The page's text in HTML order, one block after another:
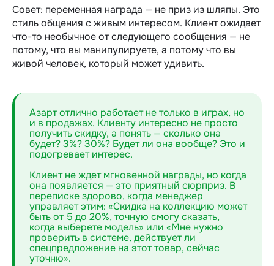
Совет: переменная награда — не приз из шляпы. Это
стиль общения с живым интересом. Клиент ожидает
что-то необычное от следующего сообщения — не
потому, что вы манипулируете, а потому что вы
живой человек, который может удивить.
Азарт отлично работает не только в играх, но
и в продажах. Клиенту интересно не просто
получить скидку, а понять — сколько она
будет? 3%? 30%? Будет ли она вообще? Это и
подогревает интерес.
Клиент не ждет мгновенной награды, но когда
она появляется — это приятный сюрприз. В
переписке здорово, когда менеджер
управляет этим: «Скидка на коллекцию может
быть от 5 до 20%, точную смогу сказать,
когда выберете модель» или «Мне нужно
проверить в системе, действует ли
спецпредложение на этот товар, сейчас
уточню».